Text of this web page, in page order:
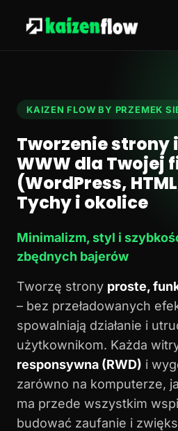
KAIZEN FLOW BY PRZEMEK
Tworzenie strony
WWW dla Twojej
(WordPress,
Tychy i okolice
Minimalizm, styl i
zbędnych bajerów
Tworzę strony proste,
– bez przeładowanych
spowalniają działanie i
użytkownikom. Każda
responsywna (RWD) i
zarówno na komputerze,
ma przede wszystkim
budować zaufanie i